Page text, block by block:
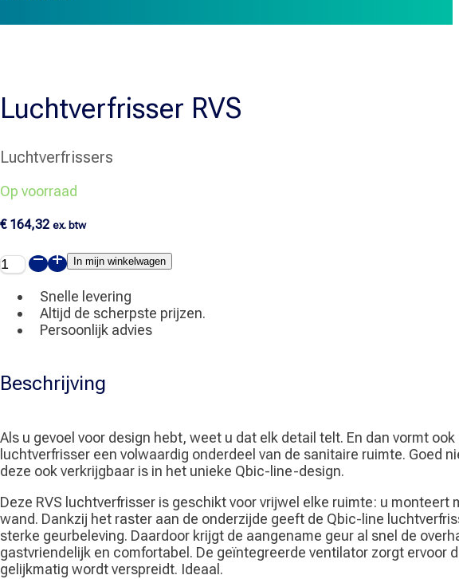
Luchtverfrisser RVS
Luchtverfrissers
Op voorraad
€164,32 ex. btw
Luchtverfrisser
RVS
In mijn winkelwagen
Snelle levering
Altijd de scherpste prijzen.
Persoonlijk advies
Beschrijving
Als u gevoel voor design hebt, weet u dat elk detail telt. En dan vormt ook
luchtverfrisser een volwaardig onderdeel van de sanitaire ruimte. Goed
deze ook verkrijgbaar is in het unieke Qbic-line-design.
Deze RVS luchtverfrisser is geschikt voor vrijwel elke ruimte: u monteert
wand. Dankzij het raster aan de onderzijde geeft de Qbic-line
sterke geurbeleving. Daardoor krijgt de aangename geur al snel de
gastvriendelijk en comfortabel. De geïntegreerde ventilator zorgt ervoor
gelijkmatig wordt verspreidt. Ideaal.